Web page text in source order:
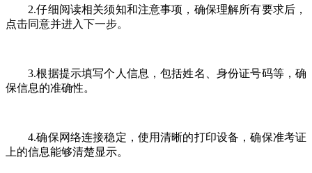
2.仔细阅读相关须知和注意事项，确保理解所有要求后，
点击同意并进入下一步。
3.根据提示填写个人信息，包括姓名、身份证号码等，确
保信息的准确性。
4.确保网络连接稳定，使用清晰的打印设备，确保准考证
上的信息能够清楚显示。